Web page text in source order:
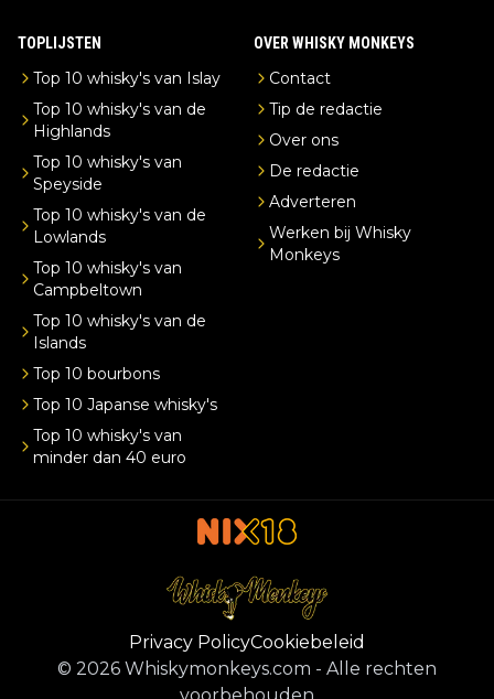
TOPLIJSTEN
Top 10 whisky's van Islay
Top 10 whisky's van de
Highlands
Top 10 whisky's van
Speyside
Top 10 whisky's van de
Lowlands
Top 10 whisky's van
Campbeltown
Top 10 whisky's van de
Islands
Top 10 bourbons
Top 10 Japanse whisky's
Top 10 whisky's van
minder dan 40 euro
OVER WHISKY MONKEYS
Contact
Tip de redactie
Over ons
De redactie
Adverteren
Werken bij Whisky
Monkeys
Privacy PolicyCookiebeleid
© 2026 Whiskymonkeys.com - Alle rechten